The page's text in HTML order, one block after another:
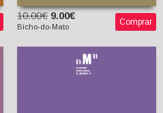
10.00€ 9.00€
Bicho-do-Mato Comprar